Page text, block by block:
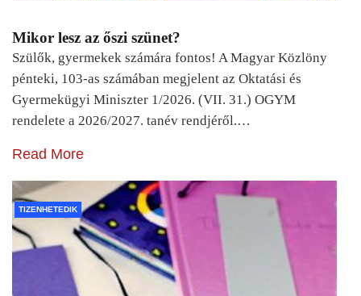
Mikor lesz az őszi szünet?
Szülők, gyermekek számára fontos! A Magyar Közlöny
pénteki, 103-as számában megjelent az Oktatási és
Gyermekügyi Miniszter 1/2026. (VII. 31.) OGYM
rendelete a 2026/2027. tanév rendjéről.…
Read More
TIZENHETEDIK